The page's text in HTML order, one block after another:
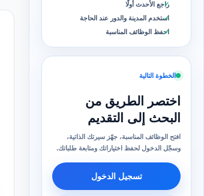
راجع الأحدث أولًا
استخدم المدينة والدور عند الحاجة
احفظ الوظائف المناسبة
الخطوة التالية
اختصر الطريق من
البحث إلى التقديم
افتح الوظائف المناسبة، جهّز سيرتك الذاتية،
وسجّل الدخول لحفظ اختياراتك ومتابعة طلباتك.
تسجيل الدخول